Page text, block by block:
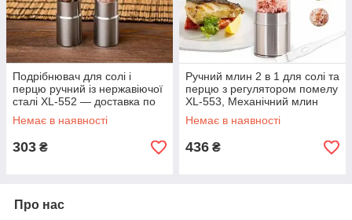
Подрібнювач для солі і
перцю ручний із нержавіючої
сталі XL-552 — доставка по
Україні
Немає в наявності
303 ₴
Ручний млин 2 в 1 для солі та
перцю з регулятором помелу
XL-553, Механічний млин
для спецій LS-013149
Немає в наявності
436 ₴
Про нас